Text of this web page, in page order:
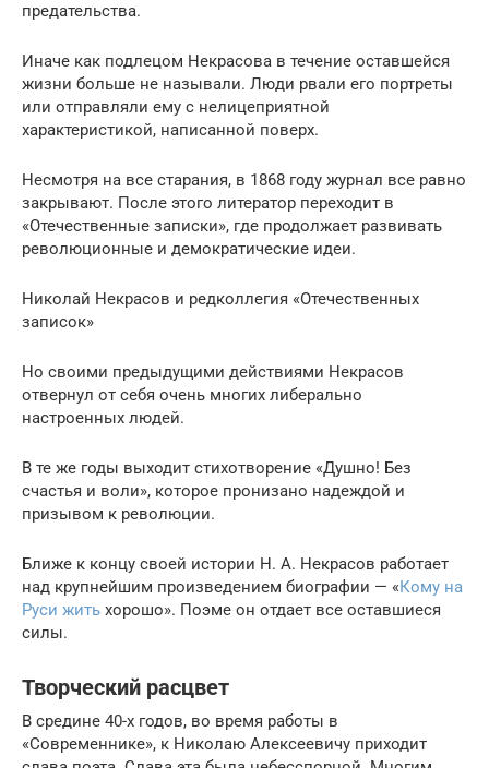
предательства.
Иначе как подлецом Некрасова в течение оставшейся
жизни больше не называли. Люди рвали его портреты
или отправляли ему с нелицеприятной
характеристикой, написанной поверх.
Несмотря на все старания, в 1868 году журнал все равно
закрывают. После этого литератор переходит в
«Отечественные записки», где продолжает развивать
революционные и демократические идеи.
Николай Некрасов и редколлегия «Отечественных
записок»
Но своими предыдущими действиями Некрасов
отвернул от себя очень многих либерально
настроенных людей.
В те же годы выходит стихотворение «Душно! Без
счастья и воли», которое пронизано надеждой и
призывом к революции.
Ближе к концу своей истории Н. А. Некрасов работает
над крупнейшим произведением биографии — «Кому на
Руси жить хорошо». Поэме он отдает все оставшиеся
силы.
Творческий расцвет
В средине 40-х годов, во время работы в
«Современнике», к Николаю Алексеевичу приходит